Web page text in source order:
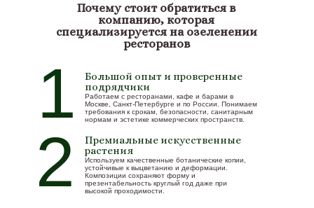
1
2
Работаем с ресторанами, кафе и барами в
Москве, Санкт-Петербурге и по России. Понимаем
требования к срокам, безопасности, санитарным
нормам и эстетике коммерческих пространств.
Почему стоит обратиться в
компанию, которая
специализируется на озеленении
ресторанов
Большой опыт и проверенные
подрядчики
Используем качественные ботанические копии,
устойчивые к выцветанию и деформации.
Композиции сохраняют форму и
презентабельность круглый год даже при
высокой проходимости.
Премиальные искусственные
растения